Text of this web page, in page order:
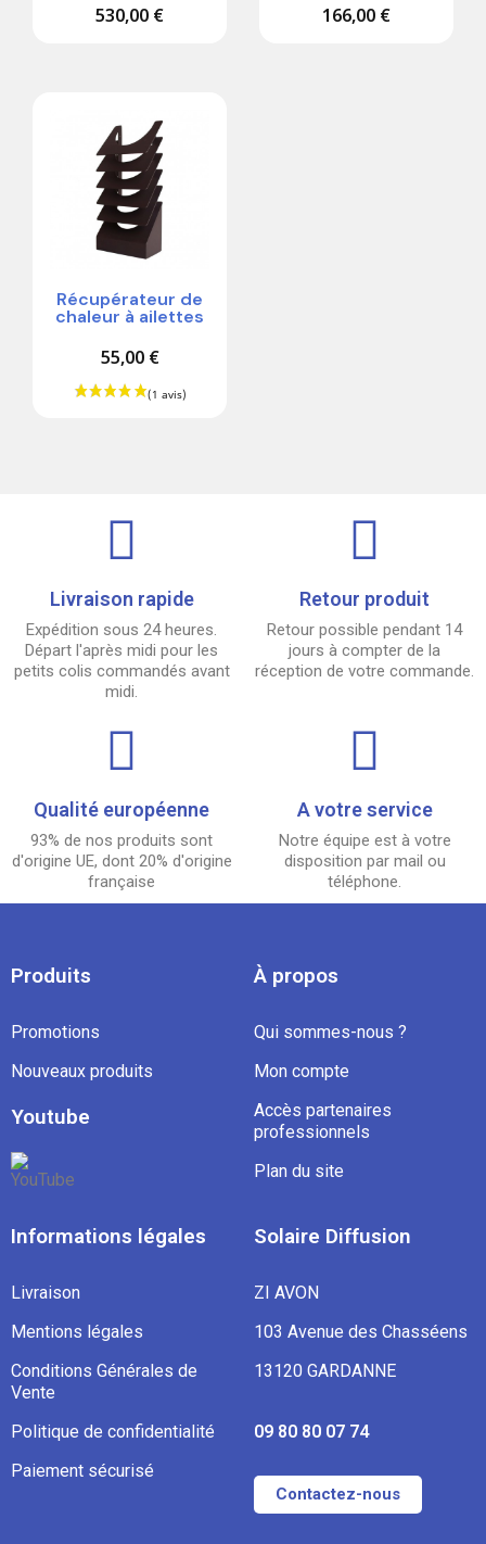
530,00 € 166,00 €
Récupérateur de
chaleur à ailettes
55,00 €
Livraison rapide
Expédition sous 24 heures.
Départ l'après midi pour les
petits colis commandés avant
midi.
Retour produit
Retour possible pendant 14
jours à compter de la
réception de votre commande.
Qualité européenne
93% de nos produits sont
d'origine UE, dont 20% d'origine
française
A votre service
Notre équipe est à votre
disposition par mail ou
téléphone.
Produits
Promotions
Nouveaux produits
Youtube
À propos
Qui sommes-nous ?
Mon compte
Accès partenaires
professionnels
Plan du site
Informations légales
Livraison
Mentions légales
Conditions Générales de
Vente
Politique de confidentialité
Paiement sécurisé
Solaire Diffusion
ZI AVON
103 Avenue des Chasséens
13120 GARDANNE
09 80 80 07 74
Contactez-nous